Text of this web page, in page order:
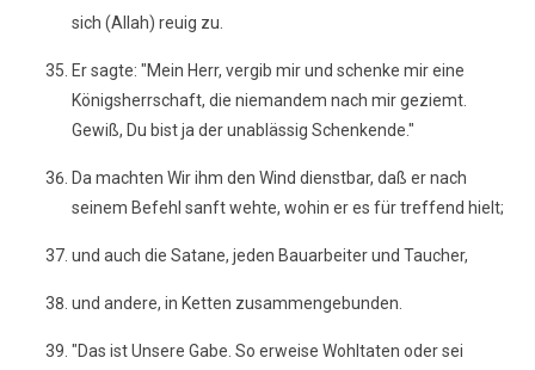
sich (Allah) reuig zu.
Er sagte: "Mein Herr, vergib mir und schenke mir eine
Königsherrschaft, die niemandem nach mir geziemt.
Gewiß, Du bist ja der unablässig Schenkende."
Da machten Wir ihm den Wind dienstbar, daß er nach
seinem Befehl sanft wehte, wohin er es für treffend hielt;
und auch die Satane, jeden Bauarbeiter und Taucher,
und andere, in Ketten zusammengebunden.
"Das ist Unsere Gabe. So erweise Wohltaten oder sei